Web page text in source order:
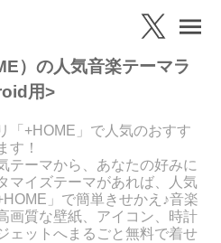
）の人気音楽テーマラ
用>
「+HOME」で人気のおすす
す！
テーマから、あなたの好みに
マイズテーマがあれば、人気
」で簡単きせかえ♪音楽
画質な壁紙、アイコン、時計
ェットへまるごと無料で着せ